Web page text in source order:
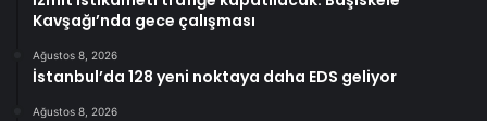
Kavşağı’nda gece çalışması
Ağustos 8, 2026
İstanbul’da 128 yeni noktaya daha EDS geliyor
Ağustos 8, 2026